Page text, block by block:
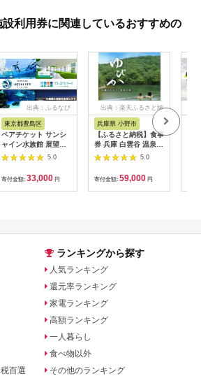
利用券に関連しているおすすめの
出典：ふるなび
東京都豊島区
ペアチケット サンシ
ャイン水族館 展望台
てんぼうパーク5.0
寄付金額: 33,000 円
出典：楽天ふるさと納
兵庫県 小野市
【ふるさと納税】食事
券 兵庫 白雲谷 温泉
ゆぴか 入浴券 10枚＋
お食事券 (1,000円)
10枚 セット 旅行 旅
温泉旅行 スパ サウナ
岩盤浴 マッサージ エ
トラン 健康 美容 兵庫
5.0
寄付金額: 59,000 円
百選
ランキングから探す
人気ランキング
還元率ランキング
家電ランキング
高額ランキング
一人暮らし
食べ物以外
その他のランキング